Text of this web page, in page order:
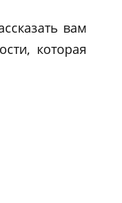
вам
которая